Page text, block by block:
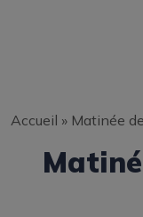
Accueil » Matinée